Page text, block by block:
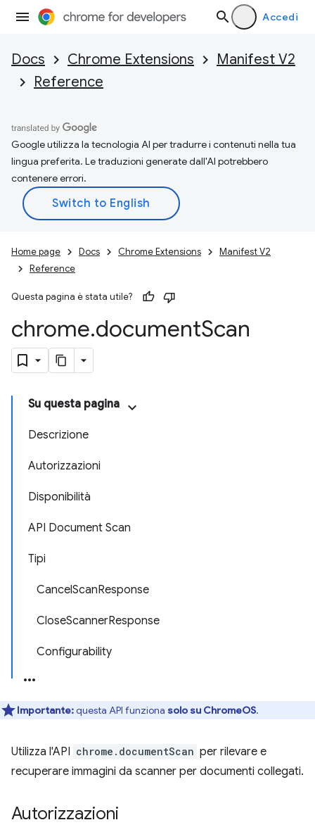
Accedi
Docs Chrome Extensions
Manifest V2
Reference
Google utilizza la tecnologia AI per tradurre i contenuti nella tua
lingua preferita. Le traduzioni generate dall'AI potrebbero
contenere errori.
Home page Docs Chrome Extensions
Manifest V2
Reference
Questa pagina è stata utile?
chrome.documentScan
Su questa pagina
Descrizione
Autorizzazioni
Disponibilità
API Document Scan
Tipi
CancelScanResponse
CloseScannerResponse
Configurability
Importante:questa API funziona solo su ChromeOS.
Utilizza l'API chrome.documentScan per rilevare e
recuperare immagini da scanner per documenti collegati.
Autorizzazioni